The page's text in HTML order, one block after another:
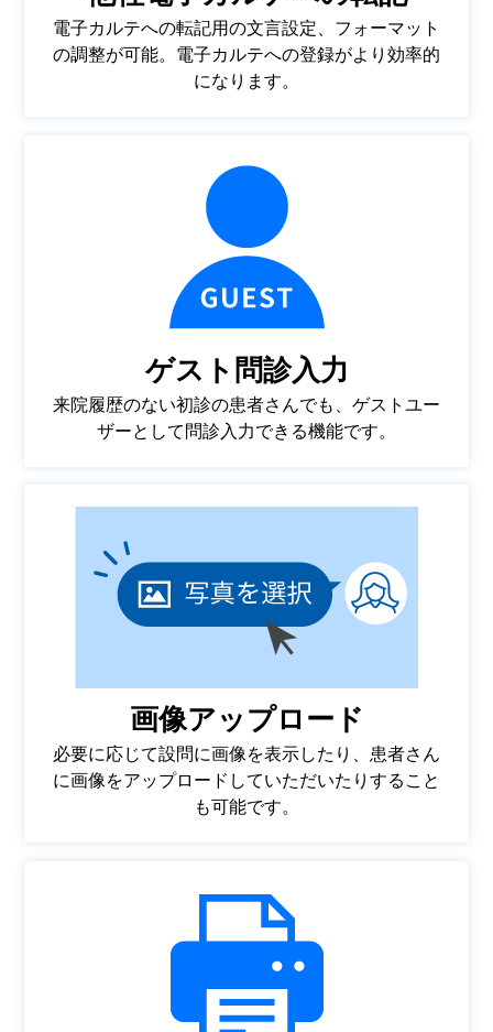
電子カルテへの転記用の文言設定、フォーマット
の調整が可能。電子カルテへの登録がより効率的
になります。
ゲスト問診入力
来院履歴のない初診の患者さんでも、ゲストユー
ザーとして問診入力できる機能です。
画像アップロード
必要に応じて設問に画像を表示したり、患者さん
に画像をアップロードしていただいたりすること
も可能です。